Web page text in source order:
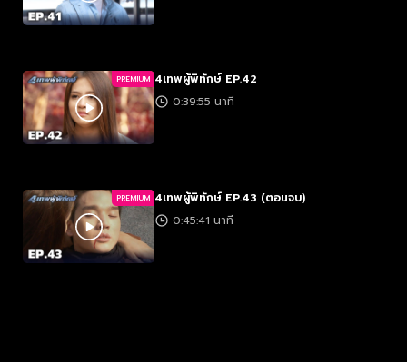
PREMIUM 4เทพผู้พิทักษ์ EP.42
0:39:55 นาที
PREMIUM 4เทพผู้พิทักษ์ EP.43 (ตอนจบ)
0:45:41 นาที